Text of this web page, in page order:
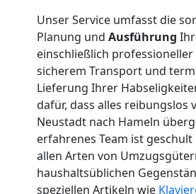
Unser Service umfasst die
Planung und Ausführung
einschließlich professioneller
sicherem Transport und
Lieferung Ihrer
dafür, dass alles reibungslos
Neustadt nach Hameln
erfahrenes Team ist
allen Arten von
haushaltsüblichen
speziellen Artikeln wie